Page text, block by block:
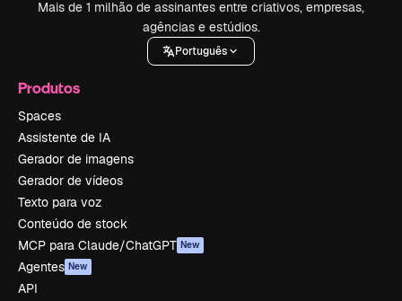
Mais de 1 milhão de assinantes entre criativos, empresas,
agências e estúdios.
Português
Produtos
Spaces
Assistente de IA
Gerador de imagens
Gerador de vídeos
Texto para voz
Conteúdo de stock
MCP para Claude/ChatGPT New
Agentes New
API